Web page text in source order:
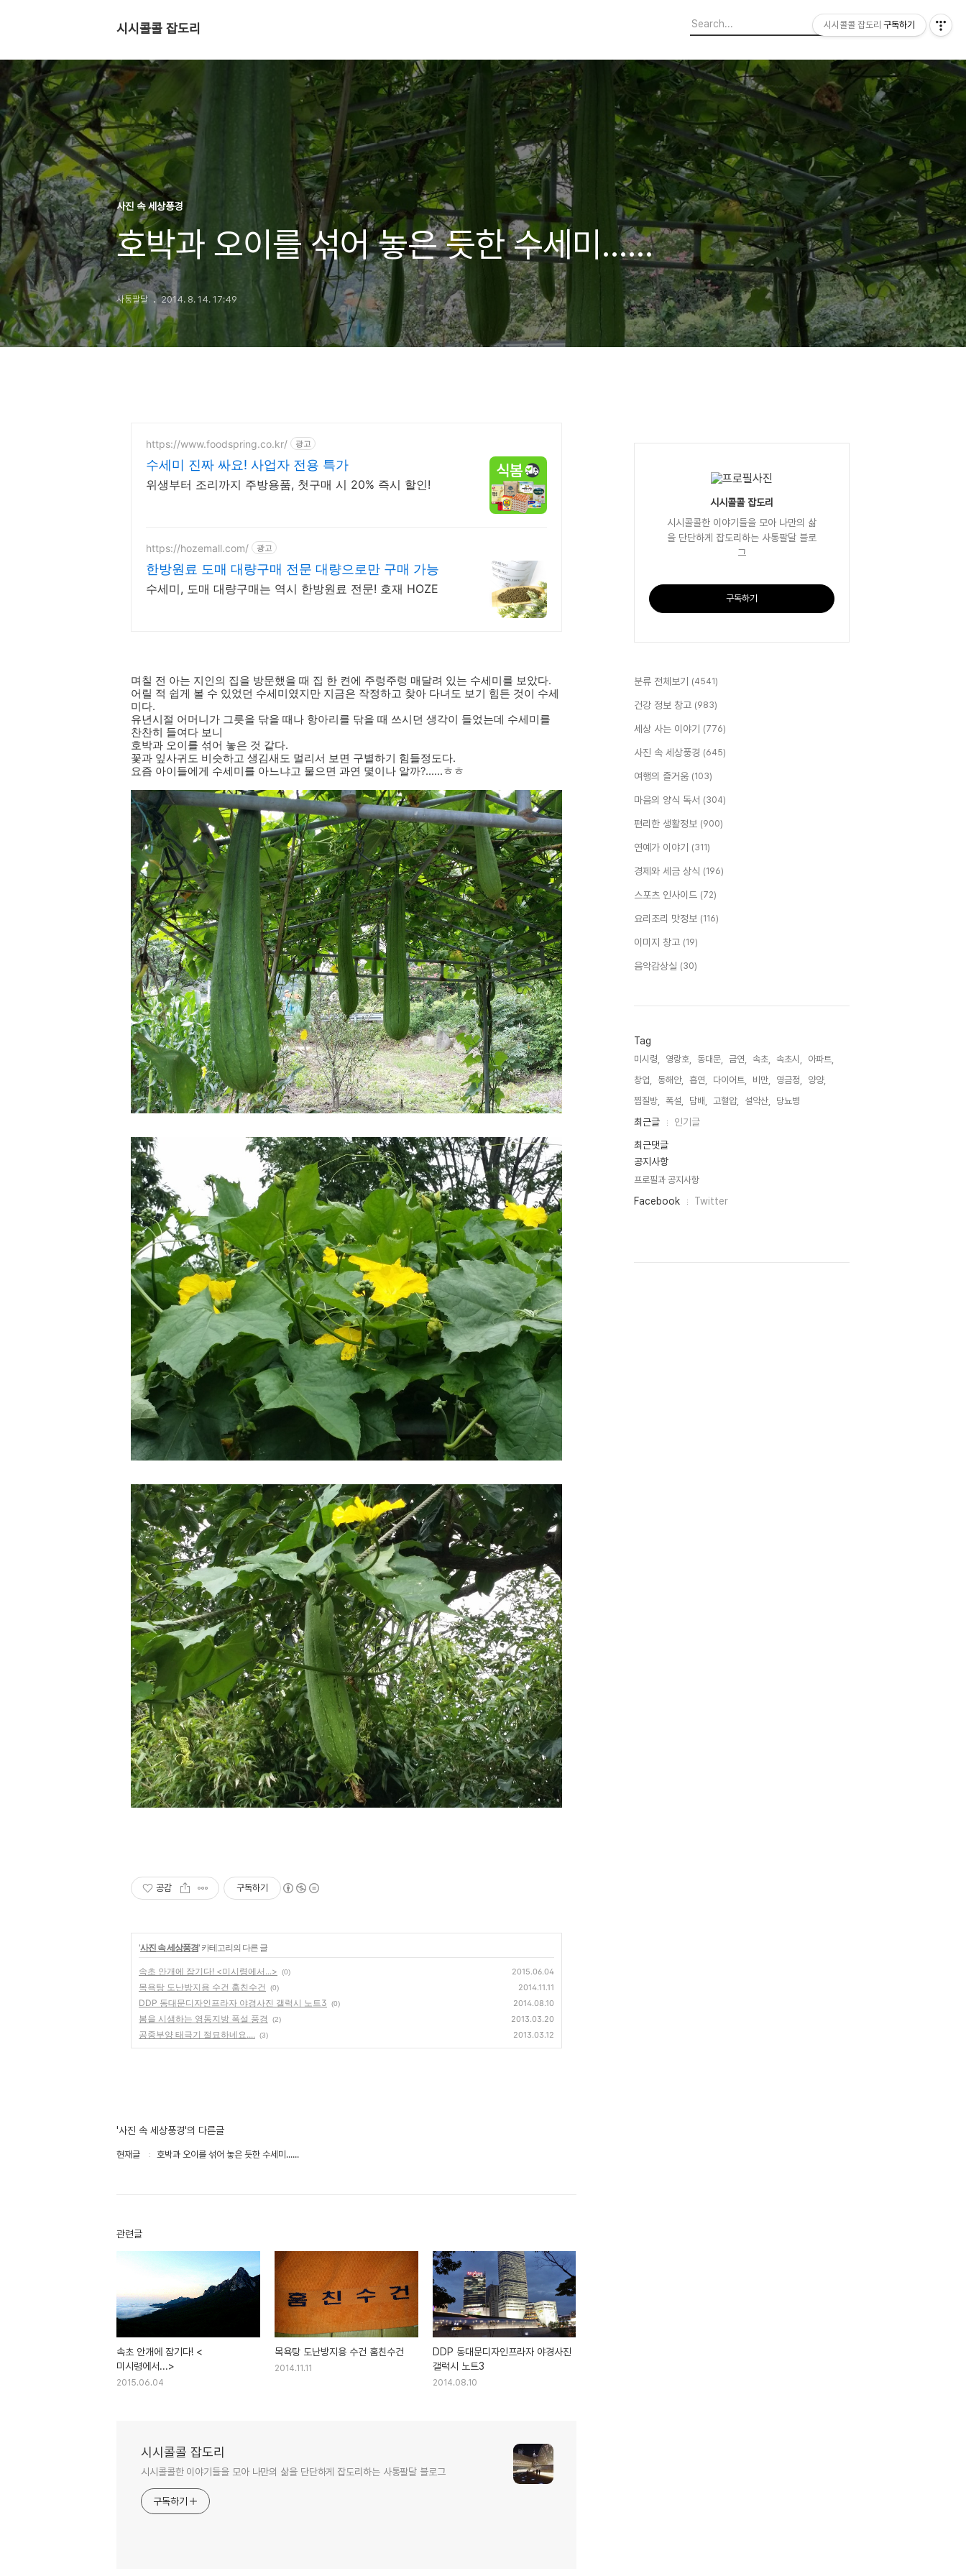
시시콜콜 잡도리
사진 속 세상풍경
호박과 오이를 섞어 놓은 듯한 수세미......
사통팔달 2014. 8. 14. 17:49
https://www.foodspring.co.kr/ 광고
수세미 진짜 싸요! 사업자 전용 특가
위생부터 조리까지 주방용품, 첫구매 시 20% 즉시 할인!
https://hozemall.com/ 광고
한방원료 도매 대량구매 전문 대량으로만 구매 가능
수세미, 도매 대량구매는 역시 한방원료 전문! 호재 HOZE
며칠 전 아는 지인의 집을 방문했을 때 집 한 켠에 주렁주렁 매달려 있는 수세미를 보았다.
어릴 적 쉽게 볼 수 있었던 수세미였지만 지금은 작정하고 찾아 다녀도 보기 힘든 것이 수세
미다.
유년시절 어머니가 그릇을 닦을 때나 항아리를 닦을 때 쓰시던 생각이 들었는데 수세미를
찬찬히 들여다 보니
호박과 오이를 섞어 놓은 것 같다.
꽃과 잎사귀도 비슷하고 생김새도 멀리서 보면 구별하기 힘들정도다.
요즘 아이들에게 수세미를 아느냐고 물으면 과연 몇이나 알까?......ㅎㅎ
공감 구독하기
'사진 속 세상풍경' 카테고리의 다른 글
속초 안개에 잠기다! <미시령에서...> (0) 2015.06.04
목욕탕 도난방지용 수건 훔친수건 (0) 2014.11.11
DDP 동대문디자인프라자 야경사진 갤럭시 노트3 (0) 2014.08.10
봄을 시샘하는 영동지방 폭설 풍경 (2) 2013.03.20
공중부양 태극기 절묘하네요.... (3) 2013.03.12
'사진 속 세상풍경'의 다른글
현재글 호박과 오이를 섞어 놓은 듯한 수세미......
관련글
속초 안개에 잠기다! <
미시령에서...>
2015.06.04
목욕탕 도난방지용 수건 훔친수건
2014.11.11
DDP 동대문디자인프라자 야경사진
갤럭시 노트3
2014.08.10
시시콜콜 잡도리
시시콜콜한 이야기들을 모아 나만의 삶을 단단하게 잡도리하는 사통팔달 블로그
구독하기
시시콜콜 잡도리
시시콜콜한 이야기들을 모아 나만의 삶
을 단단하게 잡도리하는 사통팔달 블로
그
구독하기
분류 전체보기 (4541)
건강 정보 창고 (983)
세상 사는 이야기 (776)
사진 속 세상풍경 (645)
여행의 즐거움 (103)
마음의 양식 독서 (304)
편리한 생활정보 (900)
연예가 이야기 (311)
경제와 세금 상식 (196)
스포츠 인사이드 (72)
요리조리 맛정보 (116)
이미지 창고 (19)
음악감상실 (30)
Tag
미시령, 영랑호, 동대문, 금연, 속초, 속초시,
아파트,
창업,
동해안, 흡연, 다이어트, 비만, 영금정,
양양,
찜질방,
폭설, 담배, 고혈압, 설악산, 당뇨병,
최
글
인
기
최근글
인기글
최근댓글
공지사항
프로필과 공지사항
페
Facebook Twitter
시시콜콜 잡도리 구독하기